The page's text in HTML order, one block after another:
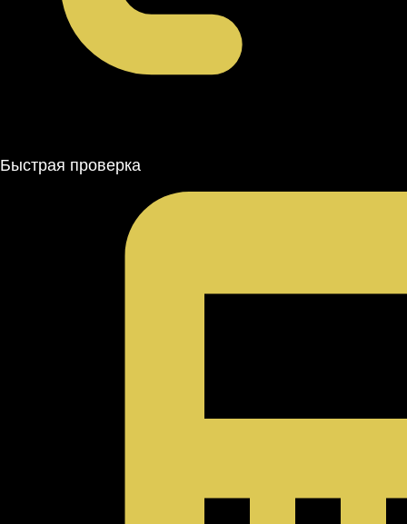
Быстрая проверка